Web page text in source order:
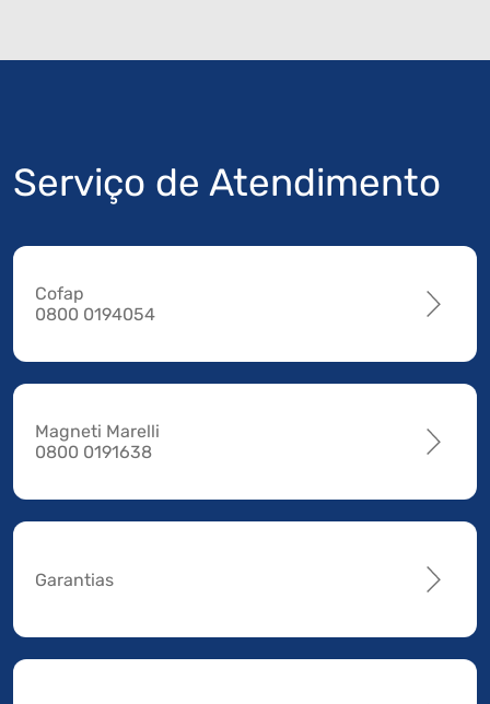
Serviço de Atendimento
Cofap
0800 0194054
Magneti Marelli
0800 0191638
Garantias